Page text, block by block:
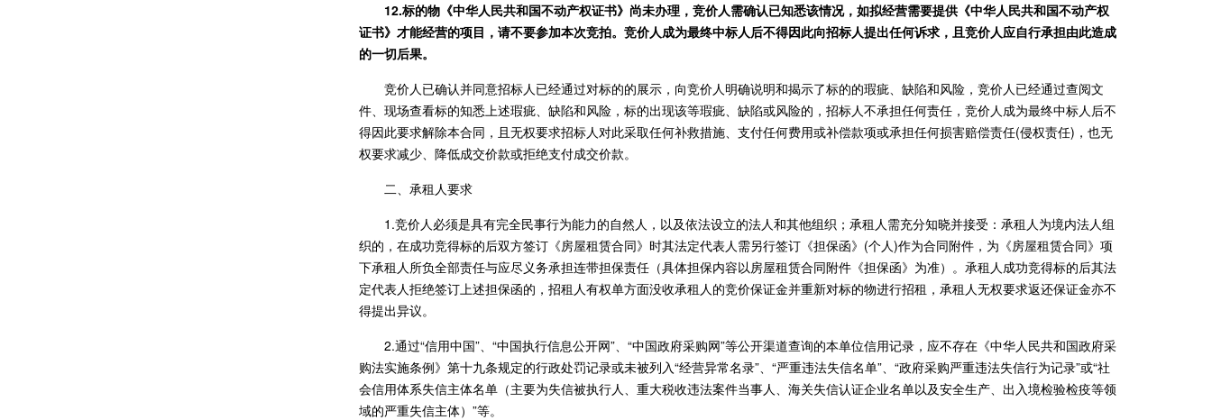
12.标的物《中华人民共和国不动产权证书》尚未办理，竞价人需确认已知悉该情况，如拟经营需要提供《中华人民共和国不动产权
证书》才能经营的项目，请不要参加本次竞拍。竞价人成为最终中标人后不得因此向招标人提出任何诉求，且竞价人应自行承担由此造成
的一切后果。
竞价人已确认并同意招标人已经通过对标的的展示，向竞价人明确说明和揭示了标的的瑕疵、缺陷和风险，竞价人已经通过查阅文
件、现场查看标的知悉上述瑕疵、缺陷和风险，标的出现该等瑕疵、缺陷或风险的，招标人不承担任何责任，竞价人成为最终中标人后不
得因此要求解除本合同，且无权要求招标人对此采取任何补救措施、支付任何费用或补偿款项或承担任何损害赔偿责任(侵权责任)，也无
权要求减少、降低成交价款或拒绝支付成交价款。
二、承租人要求
1.竞价人必须是具有完全民事行为能力的自然人，以及依法设立的法人和其他组织；承租人需充分知晓并接受：承租人为境内法人组
织的，在成功竞得标的后双方签订《房屋租赁合同》时其法定代表人需另行签订《担保函》(个人)作为合同附件，为《房屋租赁合同》项
下承租人所负全部责任与应尽义务承担连带担保责任（具体担保内容以房屋租赁合同附件《担保函》为准）。承租人成功竞得标的后其法
定代表人拒绝签订上述担保函的，招租人有权单方面没收承租人的竞价保证金并重新对标的物进行招租，承租人无权要求返还保证金亦不
得提出异议。
2.通过“信用中国”、“中国执行信息公开网”、“中国政府采购网”等公开渠道查询的本单位信用记录，应不存在《中华人民共和国政府采
购法实施条例》第十九条规定的行政处罚记录或未被列入“经营异常名录”、“严重违法失信名单”、“政府采购严重违法失信行为记录”或“社
会信用体系失信主体名单（主要为失信被执行人、重大税收违法案件当事人、海关失信认证企业名单以及安全生产、出入境检验检疫等领
域的严重失信主体）”等。